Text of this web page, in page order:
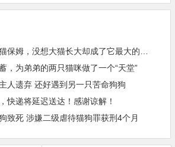
，为弟弟的两只猫咪做了一个“天堂”
人遗弃 还好遇到另一只苦命狗狗
快递将延迟送达！感谢谅解！
致死 涉嫌二级虐待猫狗罪获刑4个月